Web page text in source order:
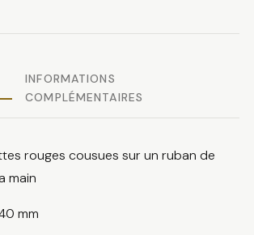
INFORMATIONS
COMPLÉMENTAIRES
rouges cousues sur un ruban de
main
mm